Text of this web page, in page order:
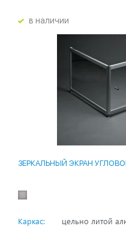
в наличии
ЗЕРКАЛЬНЫЙ ЭКРАН
Каркас:
цельно литой